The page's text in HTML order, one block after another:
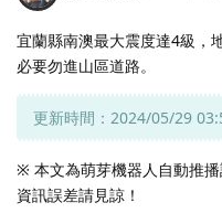
宜蘭縣南澳最大震度達4級，
必要勿進山區道路。
更新時間：2024/05/29
※ 本文為萌芽機器人自動推
資訊誤差請見諒！